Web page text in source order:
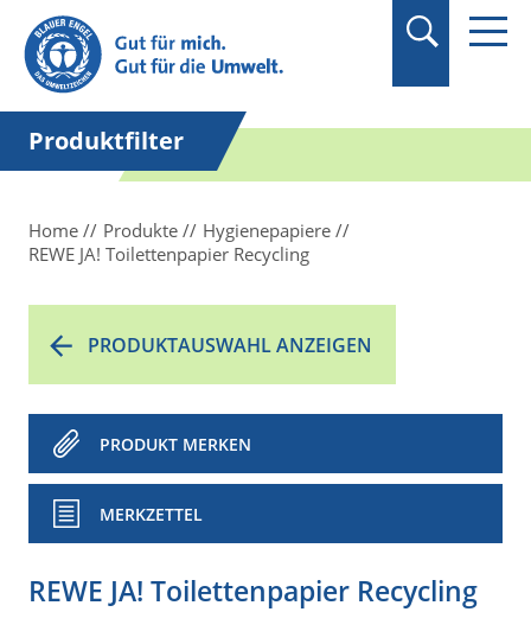
Suchbegriff in
Anführungszeichen
setzen.
Produktfilter
Home Produkte
Hygienepapiere
REWE JA! Toilettenpapier Recycling
PRODUKTAUSWAHL ANZEIGEN
PRODUKT MERKEN
MERKZETTEL
REWE JA! Toilettenpapier Recycling